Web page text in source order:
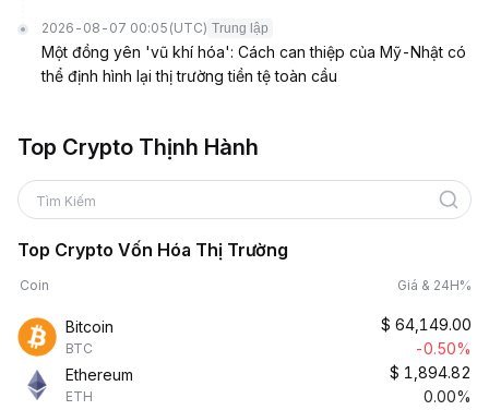
2026-08-07 00:05 (UTC) Trung lập
Một đồng yên 'vũ khí hóa': Cách can thiệp của Mỹ-Nhật có
thể định hình lại thị trường tiền tệ toàn cầu
Top Crypto Thịnh Hành
Tìm Kiếm
Top Crypto Vốn Hóa Thị Trường
Coin Giá & 24H%
Bitcoin
BTC
$ 64,149.00
-0.50%
Ethereum
ETH
$ 1,894.82
0.00%